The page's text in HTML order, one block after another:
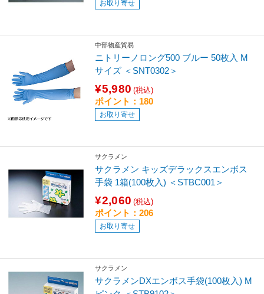
お取り寄せ
中部物産貿易
ニトリーノロング500 ブルー 50枚入 M
サイズ ＜SNT0302＞
¥5,980 (税込)
ポイント：180
お取り寄せ
サクラメン
サクラメン キッズデラックスエンボス
手袋 1箱(100枚入) ＜STBC001＞
¥2,060 (税込)
ポイント：206
お取り寄せ
サクラメン
サクラメンDXエンボス手袋(100枚入) M